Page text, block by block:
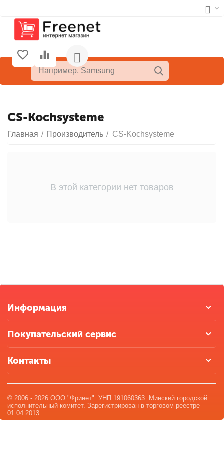
CS-Kochsysteme
Главная / Производитель / CS-Kochsysteme
В этой категории нет товаров
Информация
Покупательский сервис
Контакты
© 2006 - 2026 ООО "Фринет". УНП 191060363. Минский городской
исполнительный комитет. Зарегистрирован в торговом реестре
01.04.2013.